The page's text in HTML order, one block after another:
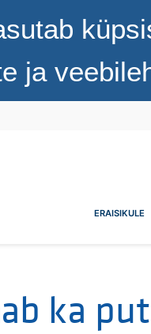
ja
ERAISIKULE
ka